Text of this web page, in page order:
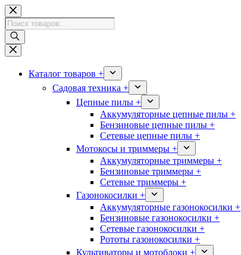
Перейти
к
сути
Поиск
товаров
Каталог товаров +
Садовая техника +
Цепные пилы +
Аккумуляторные цепные пилы +
Бензиновые цепные пилы +
Сетевые цепные пилы +
Мотокосы и триммеры +
Аккумуляторные триммеры +
Бензиновые триммеры +
Сетевые триммеры +
Газонокосилки +
Аккумуляторные газонокосилки +
Бензиновые газонокосилки +
Сетевые газонокосилки +
Рототы газонокосилки +
Культиваторы и мотоблоки +